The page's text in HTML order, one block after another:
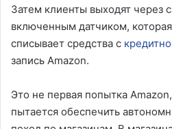
Затем клиенты выходят через
включенным датчиком,
списывает средства с
запись Amazon.
Это не первая попытка
пытается обеспечить